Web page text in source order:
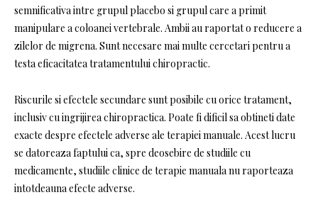
semnificativa intre grupul placebo si grupul care a primit
manipulare a coloanei vertebrale. Ambii au raportat o reducere a
zilelor de migrena. Sunt necesare mai multe cercetari pentru a
testa eficacitatea tratamentului chiropractic.
Riscurile si efectele secundare sunt posibile cu orice tratament,
inclusiv cu ingrijirea chiropractica. Poate fi dificil sa obtineti date
exacte despre efectele adverse ale terapiei manuale. Acest lucru
se datoreaza faptului ca, spre deosebire de studiile cu
medicamente, studiile clinice de terapie manuala nu raporteaza
intotdeauna efecte adverse.